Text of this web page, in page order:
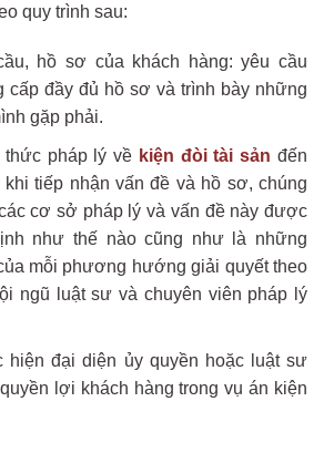
quy trình sau:
hồ sơ của khách hàng: yêu cầu
cấp đầy đủ hồ sơ và trình bày những
gặp phải.
pháp lý về kiện đòi tài sản đến
khi tiếp nhận vấn đề và hồ sơ, chúng
cơ sở pháp lý và vấn đề này được
như thế nào cũng như là những
mỗi phương hướng giải quyết theo
ngũ luật sư và chuyên viên pháp lý
hiện đại diện ủy quyền hoặc luật sư
lợi khách hàng trong vụ án kiện